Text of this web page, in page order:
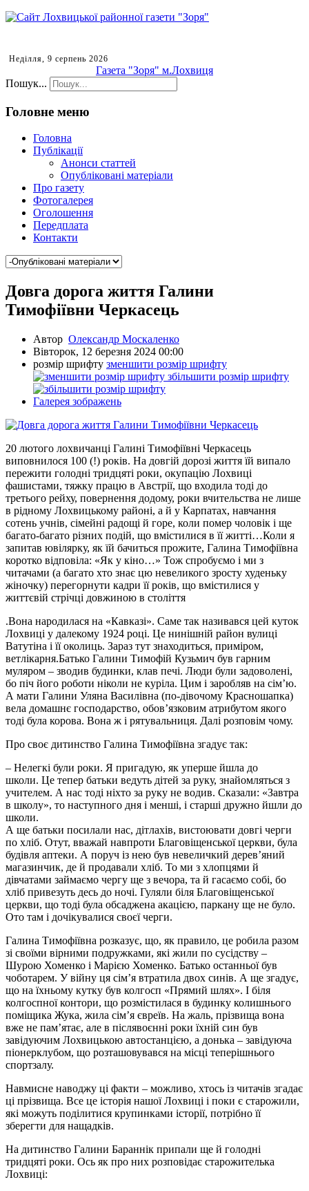
Неділля, 9 серпень 2026
Газета "Зоря" м.Лохвиця
Пошук...
Головне меню
Головна
Публікації
Анонси статтей
Опубліковані матеріали
Про газету
Фотогалерея
Оголошення
Передплата
Контакти
Довга дорога життя Галини
Тимофіївни Черкасець
Автор Олександр Москаленко
Вівторок, 12 березня 2024 00:00
розмір шрифту зменшити розмір шрифту
збільшити розмір шрифту
Галерея зображень
20 лютого лохвичанці Галині Тимофіївні Черкасець
виповнилося 100 (!) років. На довгій дорозі життя їй випало
пережити голодні тридцяті роки, окупацію Лохвиці
фашистами, тяжку працю в Австрії, що входила тоді до
третього рейху, повернення додому, роки вчительства не лише
в рідному Лохвицькому районі, а й у Карпатах, навчання
сотень учнів, сімейні радощі й горе, коли помер чоловік і ще
багато-багато різних подій, що вмістилися в її житті…Коли я
запитав ювілярку, як їй бачиться прожите, Галина Тимофіївна
коротко відповіла: «Як у кіно…» Тож спробуємо і ми з
читачами (а багато хто знає цю невеликого зросту худеньку
жіночку) перегорнути кадри її років, що вмістилися у
життєвій стрічці довжиною в століття
.Вона народилася на «Кавказі». Саме так називався цей куток
Лохвиці у далекому 1924 році. Це нинішній район вулиці
Ватутіна і її околиць. Зараз тут знаходиться, приміром,
ветлікарня.Батько Галини Тимофій Кузьмич був гарним
муляром – зводив будинки, клав печі. Люди були задоволені,
бо піч його роботи ніколи не куріла. Цим і заробляв на сім’ю.
А мати Галини Уляна Василівна (по-дівочому Красношапка)
вела домашнє господарство, обов’язковим атрибутом якого
тоді була корова. Вона ж і рятувальниця. Далі розповім чому.
Про своє дитинство Галина Тимофіївна згадує так:
– Нелегкі були роки. Я пригадую, як уперше йшла до
школи. Це тепер батьки ведуть дітей за руку, знайомляться з
учителем. А нас тоді ніхто за руку не водив. Сказали: «Завтра
в школу», то наступного дня і менші, і старші дружно йшли до
школи.
А ще батьки посилали нас, дітлахів, вистоювати довгі черги
по хліб. Отут, вважай навпроти Благовіщенської церкви, була
будівля аптеки. А поруч із нею був невеличкий дерев’яний
магазинчик, де й продавали хліб. То ми з хлопцями й
дівчатами займаємо чергу ще з вечора, та й гасаємо собі, бо
хліб привезуть десь до ночі. Гуляли біля Благовіщенської
церкви, що тоді була обсаджена акацією, паркану ще не було.
Ото там і дочікувалися своєї черги.
Галина Тимофіївна розказує, що, як правило, це робила разом
зі своїми вірними подружками, які жили по сусідству –
Шурою Хоменко і Марією Хоменко. Батько останньої був
чоботарем. У війну ця сім’я втратила двох синів. А ще згадує,
що на їхньому кутку був колгосп «Прямий шлях». І біля
колгоспної контори, що розмістилася в будинку колишнього
поміщика Жука, жила сім’я євреїв. На жаль, прізвища вона
вже не пам’ятає, але в післявоєнні роки їхній син був
завідуючим Лохвицькою автостанцією, а донька – завідуюча
піонерклубом, що розташовувався на місці теперішнього
спортзалу.
Навмисне наводжу ці факти – можливо, хтось із читачів згадає
ці прізвища. Все це історія нашої Лохвиці і поки є старожили,
які можуть поділитися крупинками історії, потрібно її
зберегти для нащадків.
На дитинство Галини Бараннік припали ще й голодні
тридцяті роки. Ось як про них розповідає старожителька
Лохвиці: